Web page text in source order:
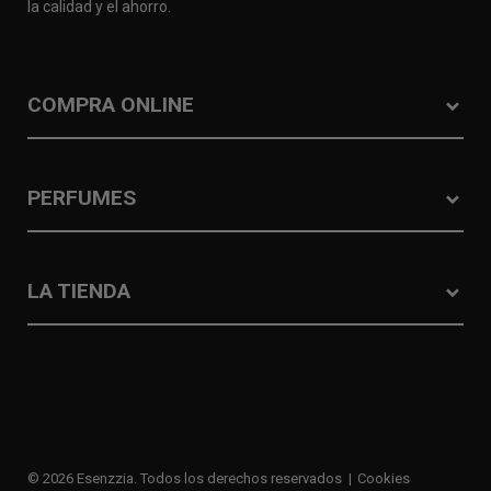
la calidad y el ahorro.
COMPRA ONLINE
PERFUMES
LA TIENDA
© 2026 Esenzzia. Todos los derechos reservados
Cookies